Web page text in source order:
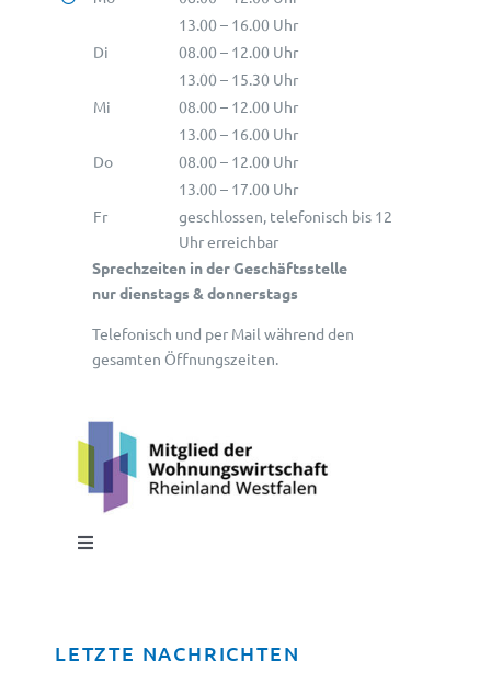
13.00 – 16.00 Uhr
Di
08.00 – 12.00 Uhr
13.00 – 15.30 Uhr
Mi
08.00 – 12.00 Uhr
13.00 – 16.00 Uhr
Do
08.00 – 12.00 Uhr
13.00 – 17.00 Uhr
Fr
geschlossen, telefonisch bis 12
Uhr erreichbar
Sprechzeiten in der Geschäftsstelle
nur dienstags & donnerstags
Telefonisch und per Mail während den
gesamten Öffnungszeiten.
Toggle
LETZTE NACHRICHTEN